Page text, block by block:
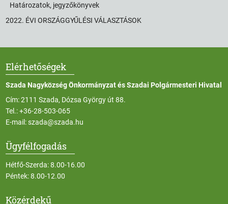
Határozatok, jegyzőkönyvek
2022. ÉVI ORSZÁGGYŰLÉSI VÁLASZTÁSOK
Elérhetőségek
Szada Nagyközség Önkormányzat és Szadai Polgármesteri Hivatal
Cím: 2111 Szada, Dózsa György út 88.
Tel.:+36-28-503-065
E-mail:szada@szada.hu
Ügyfélfogadás
Hétfő-Szerda: 8.00-16.00
Péntek: 8.00-12.00
Közérdekű